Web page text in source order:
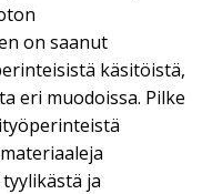
on saanut
käsitöistä,
eri muodoissa. Pilke
ja